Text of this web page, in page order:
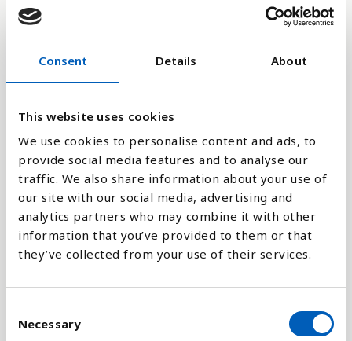
Consent Details About
This website uses cookies
We use cookies to personalise content and ads, to
provide social media features and to analyse our
traffic. We also share information about your use of
our site with our social media, advertising and
analytics partners who may combine it with other
information that you’ve provided to them or that
they’ve collected from your use of their services.
Necessary
Linje
Platt
Jämför med:
Förklaring
kriminalitet, tillgång till vapen, militärer i landet,